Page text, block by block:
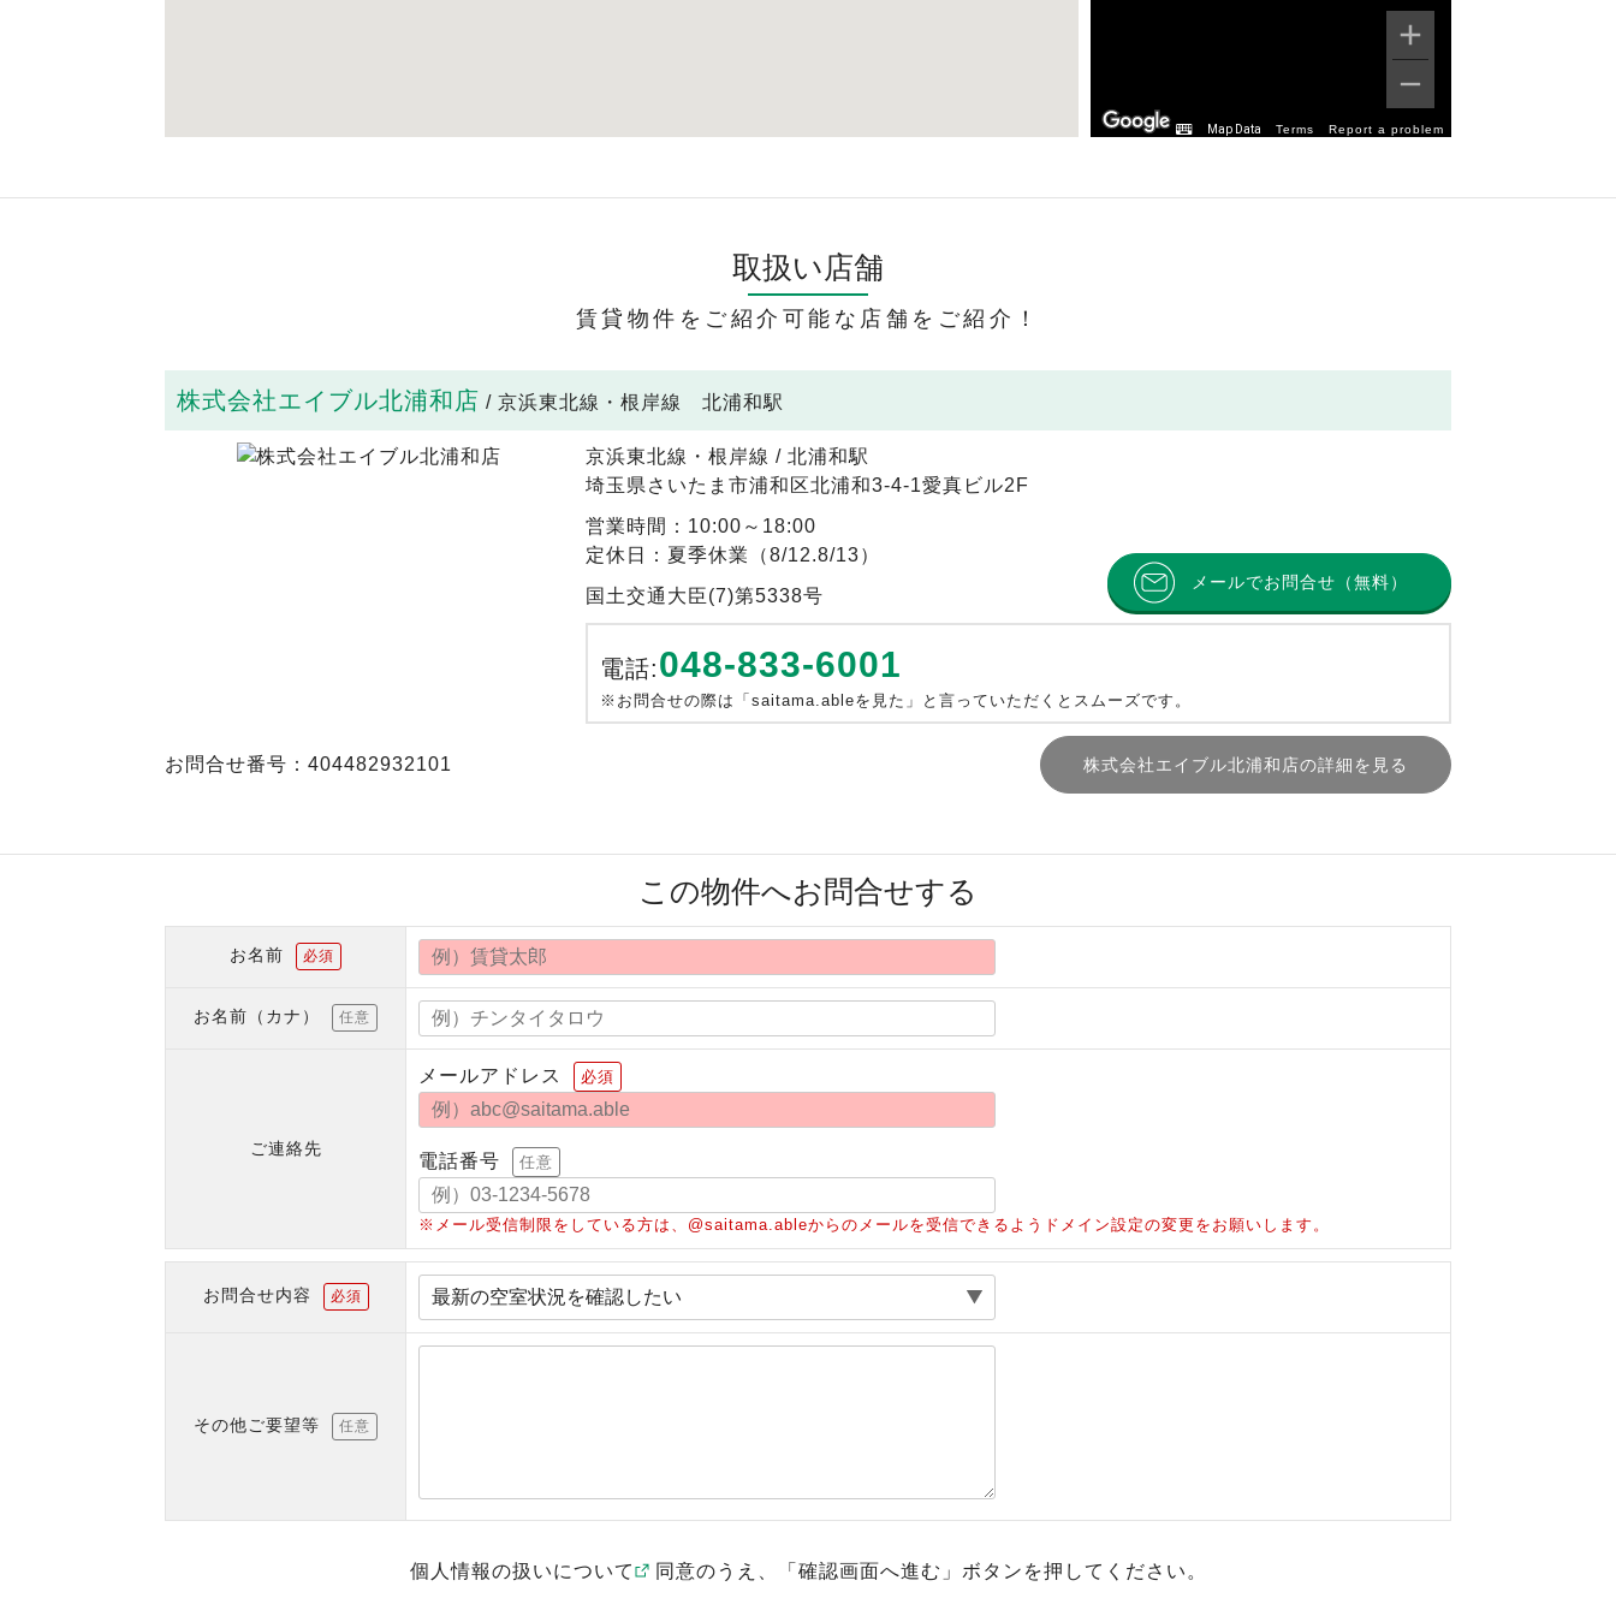
Map Data Terms Report a problem
取扱い店舗
賃貸物件をご紹介可能な店舗をご紹介！
株式会社エイブル北浦和店 / 京浜東北線・根岸線 北浦和駅
京浜東北線・根岸線 / 北浦和駅
埼玉県さいたま市浦和区北浦和3-4-1愛真ビル2F
営業時間：10:00～18:00
定休日：夏季休業（8/12.8/13）
国土交通大臣(7)第5338号
メールでお問合せ（無料）
電話:048-833-6001
※お問合せの際は「saitama.ableを見た」と言っていただくとスムーズです。
お問合せ番号：404482932101 株式会社エイブル北浦和店の詳細を見る
この物件へお問合せする
お名前 必須
お名前（カナ） 任意
ご連絡先
メールアドレス 必須
電話番号 任意
※メール受信制限をしている方は、@saitama.ableからのメールを受信できるようドメイン設定の変更をお願いします。
お問合せ内容 必須
その他ご要望等 任意
個人情報の扱いについて 同意のうえ、「確認画面へ進む」ボタンを押してください。